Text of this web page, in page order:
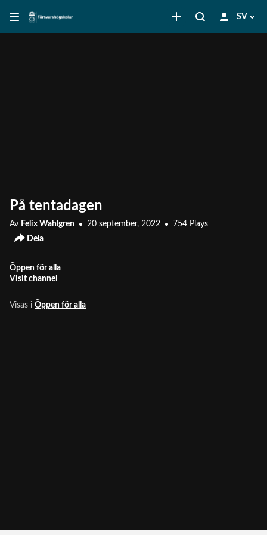
SV
På tentadagen
Av Felix Wahlgren 20 september, 2022
754 Plays
Dela
Öppen för alla
Visit channel
Visas i Öppen för alla